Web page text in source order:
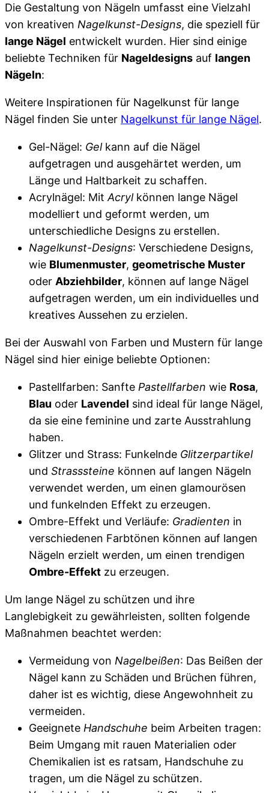
Die Gestaltung von Nägeln umfasst eine Vielzahl
von kreativen Nagelkunst-Designs, die speziell für
lange Nägel entwickelt wurden. Hier sind einige
beliebte Techniken für Nageldesigns auf langen
Nägeln:
Weitere Inspirationen für Nagelkunst für lange
Nägel finden Sie unter Nagelkunst für lange Nägel.
Gel-Nägel: Gelkann auf die Nägel
aufgetragen und ausgehärtet werden, um
Länge und Haltbarkeit zu schaffen.
Acrylnägel: Mit Acrylkönnen lange Nägel
modelliert und geformt werden, um
unterschiedliche Designs zu erstellen.
Nagelkunst-Designs: Verschiedene Designs,
wie Blumenmuster, geometrische Muster
oder Abziehbilder, können auf lange Nägel
aufgetragen werden, um ein individuelles und
kreatives Aussehen zu erzielen.
Bei der Auswahl von Farben und Mustern für lange
Nägel sind hier einige beliebte Optionen:
Pastellfarben: Sanfte Pastellfarben wie Rosa,
Blau oder Lavendel sind ideal für lange Nägel,
da sie eine feminine und zarte Ausstrahlung
haben.
Glitzer und Strass: Funkelnde Glitzerpartikel
und Strasssteine können auf langen Nägeln
verwendet werden, um einen glamourösen
und funkelnden Effekt zu erzeugen.
Ombre-Effekt und Verläufe: Gradienten in
verschiedenen Farbtönen können auf langen
Nägeln erzielt werden, um einen trendigen
Ombre-Effekt zu erzeugen.
Um lange Nägel zu schützen und ihre
Langlebigkeit zu gewährleisten, sollten folgende
Maßnahmen beachtet werden:
Vermeidung von Nagelbeißen: Das Beißen der
Nägel kann zu Schäden und Brüchen führen,
daher ist es wichtig, diese Angewohnheit zu
vermeiden.
Geeignete Handschuhe beim Arbeiten tragen:
Beim Umgang mit rauen Materialien oder
Chemikalien ist es ratsam, Handschuhe zu
tragen, um die Nägel zu schützen.